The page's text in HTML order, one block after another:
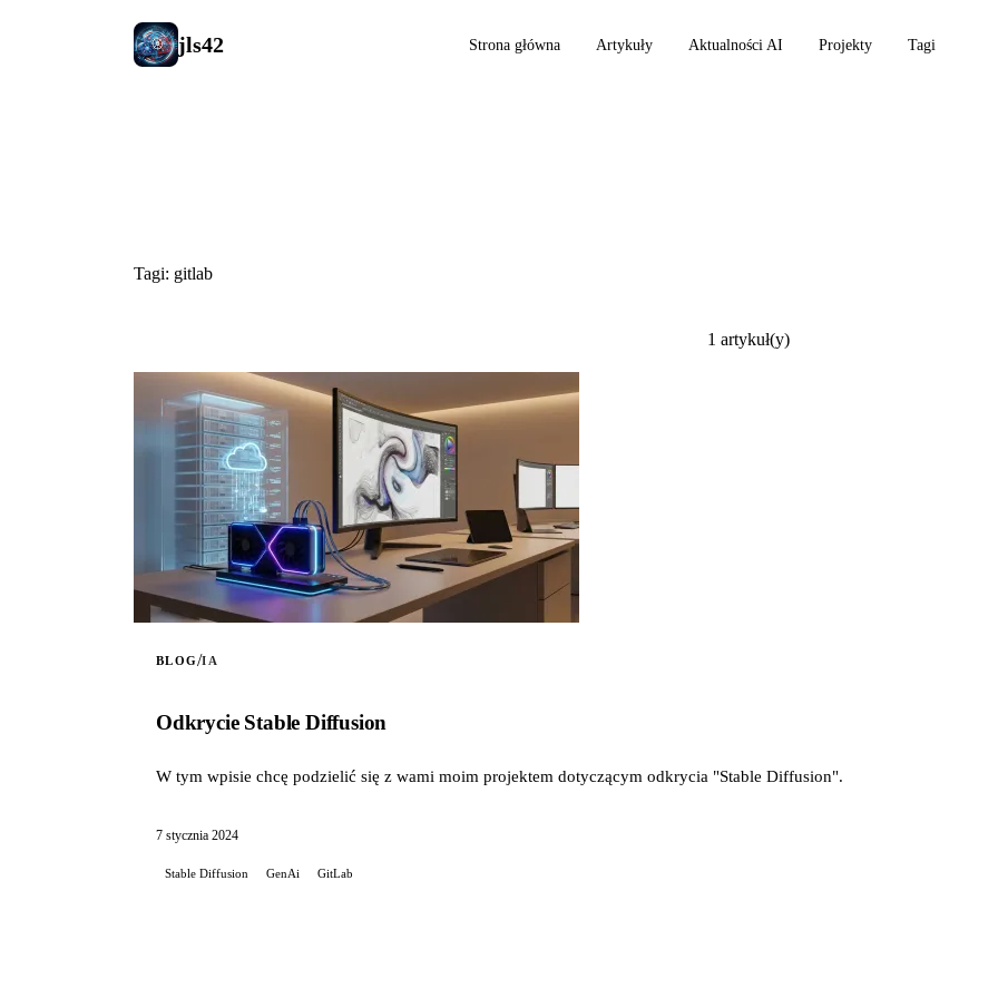
jls42 Strona główna Artykuły Aktualności AI Projekty Tagi
Tagi: gitlab
1 artykuł(y)
BLOG/IA
Odkrycie Stable Diffusion
W tym wpisie chcę podzielić się z wami moim projektem dotyczącym odkrycia "Stable Diffusion".
7 stycznia 2024
Stable Diffusion GenAi GitLab